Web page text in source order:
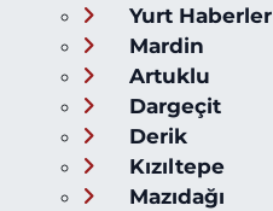
Yurt Haberler
Mardin
Artuklu
Dargeçit
Derik
Kızıltepe
Mazıdağı